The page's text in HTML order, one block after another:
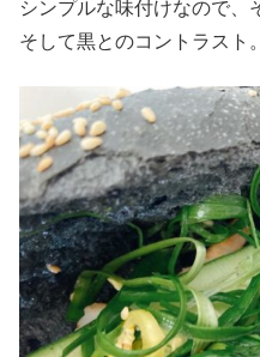
シンプルな味付けなので、
そして黒とのコントラスト。